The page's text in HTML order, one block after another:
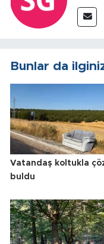
Bunlar da
Vatandaş koltukla
buldu